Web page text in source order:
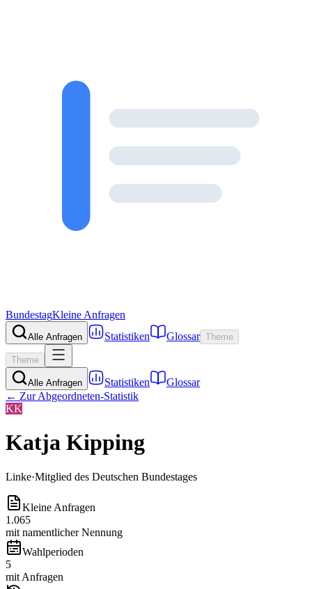
BundestagKleine Anfragen
Alle Anfragen Statistiken Glossar Theme
Theme
Alle Anfragen Statistiken
Glossar
← Zur Abgeordneten-Statistik
KK
Katja Kipping
Linke·Mitglied des Deutschen Bundestages
Kleine Anfragen
1.065
mit namentlicher Nennung
Wahlperioden
5
mit Anfragen